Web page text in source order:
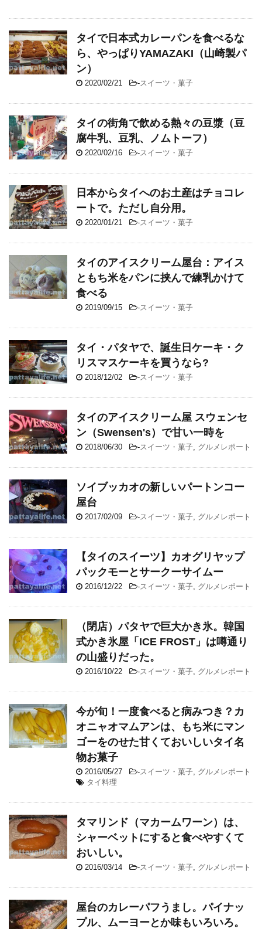
タイで日本式カレーパンを食べるな
ら、やっぱりYAMAZAKI（山崎製パ
ン）
2020/02/21 -スイーツ・菓子
タイの街角で飲める熱々の豆漿（豆
腐牛乳、豆乳、ノムトーフ）
2020/02/16 -スイーツ・菓子
日本からタイへのお土産はチョコレ
ートで。ただし自分用。
2020/01/21 -スイーツ・菓子
タイのアイスクリーム屋台：アイス
ともち米をパンに挟んで練乳かけて
食べる
2019/09/15 -スイーツ・菓子
タイ・パタヤで、誕生日ケーキ・ク
リスマスケーキを買うなら?
2018/12/02 -スイーツ・菓子
タイのアイスクリーム屋 スウェンセ
ン（Swensen's）で甘い一時を
2018/06/30 -スイーツ・菓子 グルメレポート
ソイブッカオの新しいパートンコー
屋台
2017/02/09 -スイーツ・菓子 グルメレポート
【タイのスイーツ】カオグリヤップ
パックモーとサークーサイムー
2016/12/22 -スイーツ・菓子 グルメレポート
（閉店）パタヤで巨大かき氷。韓国
式かき氷屋「ICE FROST」は噂通り
の山盛りだった。
2016/10/22 -スイーツ・菓子 グルメレポート
今が旬！一度食べると病みつき？カ
オニャオマムアンは、もち米にマン
ゴーをのせた甘くておいしいタイ名
物お菓子
2016/05/27 -スイーツ・菓子 グルメレポート
タイ料理
タマリンド（マカームワーン）は、
シャーベットにすると食べやすくて
おいしい。
2016/03/14 -スイーツ・菓子 グルメレポート
屋台のカレーパフうまし。パイナッ
プル、ムーヨーとか味もいろいろ。